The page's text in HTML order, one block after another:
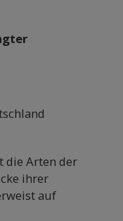
die Arten der
ihrer
auf